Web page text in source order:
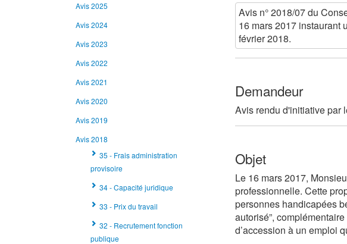
Avis 2025
Avis 2024
Avis 2023
Avis 2022
Avis 2021
Avis 2020
Avis 2019
Avis 2018
35 - Frais administration
provisoire
34 - Capacité juridique
33 - Prix du travail
32 - Recrutement fonction
publique
Avis n° 2018/07 du
16 mars 2017 instaurant
février 2018.
Demandeur
Avis rendu d'initiative par
Objet
Le 16 mars 2017,
professionnelle. Cette
personnes handicapées
autorisé”,
d’accession à un emploi